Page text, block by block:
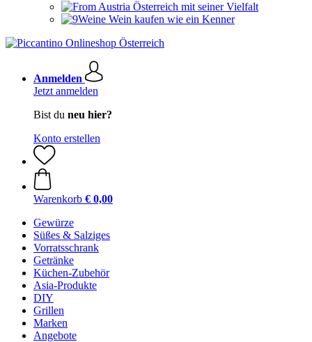
Österreich mit seiner Vielfalt
Wein kaufen wie ein Kenner
Anmelden
Jetzt anmelden
Bist du neu hier?
Konto erstellen
Warenkorb € 0,00
Gewürze
Süßes & Salziges
Vorratsschrank
Getränke
Küchen-Zubehör
Asia-Produkte
DIY
Grillen
Marken
Angebote